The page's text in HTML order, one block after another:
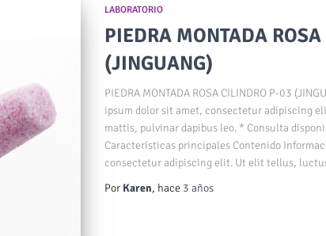
LABORATORIO
PIEDRA MONTADA
(JINGUANG)
PIEDRA MONTADA ROSA CILINDRO P-03
ipsum dolor sit amet, consectetur adipiscing
mattis, pulvinar dapibus leo. * Consulta
Características principales Contenido
consectetur adipiscing elit. Ut elit tellus,
Por Karen, hace 3 años